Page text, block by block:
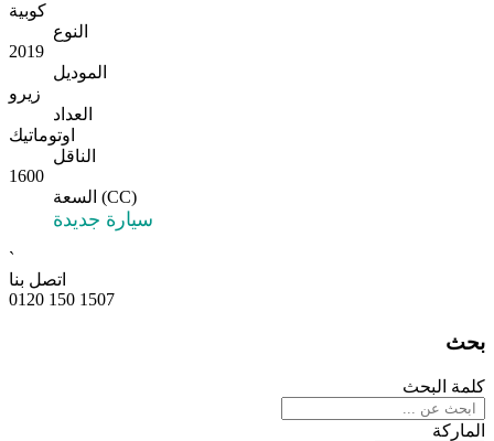
كوبية
النوع
2019
الموديل
زيرو
العداد
اوتوماتيك
الناقل
1600
السعة (CC)
سيارة جديدة
`
اتصل بنا
0120 150 1507
بحث
كلمة البحث
الماركة